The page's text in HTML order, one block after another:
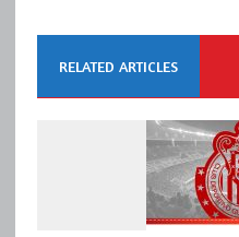
RELATED ARTICLES